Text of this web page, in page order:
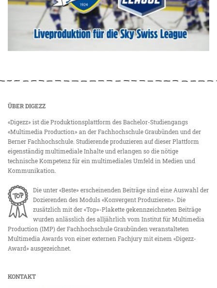
ÜBER DIGEZZ
«Digezz» ist die Produktionsplattform des Bachelor-Studiengangs
«Multimedia Production» an der Fachhochschule Graubünden und der
Berner Fachhochschule. Studierende produzieren auf dieser Plattform
eigenständig multimediale Inhalte und erlangen so die nötige
technische Kompetenz für ein multimediales Umfeld in Medien und
Kommunikation.
Die unter «Beste» erscheinenden Beiträge sind eine Auswahl der
Dozierenden des Moduls «Konvergent Produzieren». Die
zusätzlich mit der «Top»-Plakette gekennzeichneten Beiträge
wurden anlässlich des alljährlich vom Institut für Multimedia
Production (IMP) der Fachhochschule Graubünden veranstalteten
Multimedia Awards von einer externen Fachjury mit einem «Digezz-
Award» ausgezeichnet.
KONTAKT